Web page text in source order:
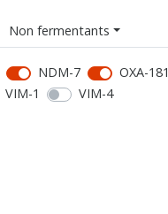
Non fermentants
NDM-7 OXA-181
VIM-1 VIM-4